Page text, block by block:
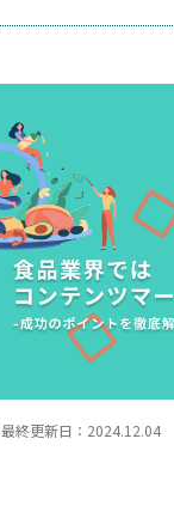
最終更新日： 2024.12.04